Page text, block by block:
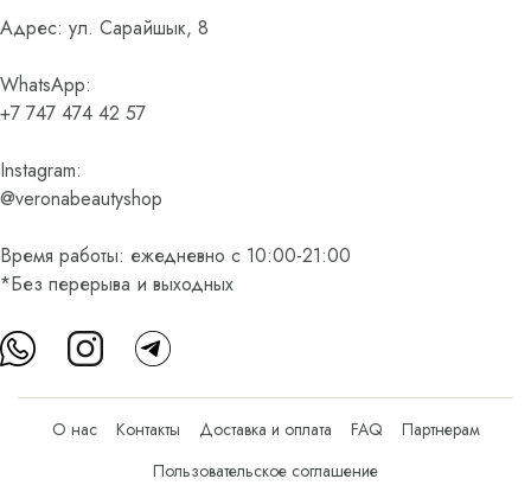
Адрес: ул. Сарайшык, 8
WhatsApp:
+7 747 474 42 57
Instagram:
@veronabeautyshop
Время работы: ежедневно с 10:00-21:00
*Без перерыва и выходных
О нас Контакты Доставка и оплата FAQ
Партнерам
Пользовательское соглашение